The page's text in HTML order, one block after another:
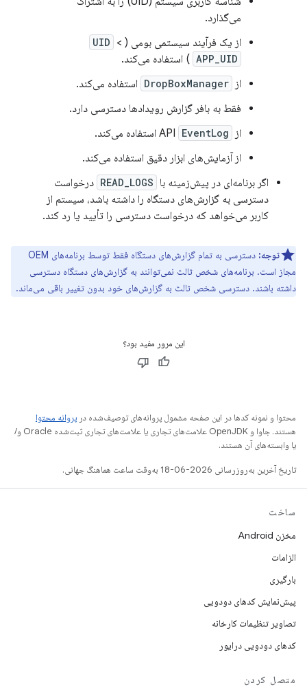
می‌گذارد.
از یک فرآیند سیستمی بومی (
UID <
APP_UID ) استفاده می‌کند.
از DropBoxManager استفاده می‌کند.
فقط به بافر گزارش رویدادها دسترسی دارد.
از API
EventLog
استفاده می‌کند.
از آزمایش‌های ابزار دقیق استفاده می‌کند.
اگر برنامه‌ای در پیش‌زمینه با READ_LOGS درخواست
دسترسی به گزارش‌های دستگاه را داشته باشد، سیستم از
کاربر می‌خواهد که درخواست دسترسی را تأیید یا رد کند.
توجه:
دسترسی به تمام گزارش‌های دستگاه فقط توسط برنامه‌های OEM
مجاز است. برنامه‌های شخص ثالث نمی‌توانند به گزارش‌های دستگاه دسترسی
داشته باشند. دسترسی شخص ثالث به گزارش‌های خود بدون تغییر باقی می‌ماند.
این مرور مفید بود؟
محتوا و نمونه کدها در این صفحه مشمول پروانه‌های توصیف‌شده در پروانه محتوا
هستند. جاوا و OpenJDK علامت‌های تجاری یا علامت‌های تجاری ثبت‌شده Oracle و/
یا وابسته‌های آن هستند.
تاریخ آخرین به‌روزرسانی 2026-06-18 به‌وقت ساعت هماهنگ جهانی.
ساخت
مخزن Android
الزامات
بارگیری
پیش‌نمایش کدهای دودویی
تصاویر تنظیمات کارخانه
کدهای دودویی درایور
متصل کردن